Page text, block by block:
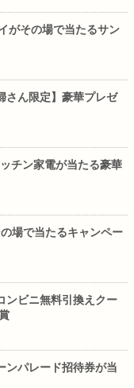
がその場で当たるサン
さん限定】豪華プレゼ
チン家電が当たる豪華
場で当たるキャンペー
ンビニ無料引換えクー
ンパレード招待券が当